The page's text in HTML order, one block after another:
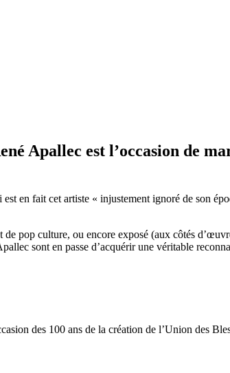
Apallec est l’occasion de
en fait cet artiste « injustement ignoré de son
de pop culture, ou encore exposé (aux côtés
sont en passe d’acquérir une véritable
des 100 ans de la création de l’Union des